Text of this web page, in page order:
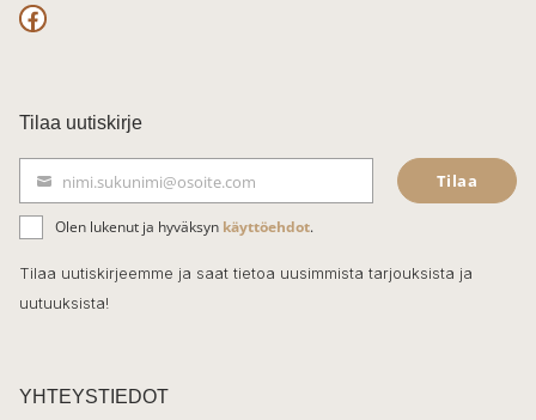
F
c
e
b
o
o
k
Tilaa uutiskirje
ä
h
k
p
t
nimi.sukunimi@osoite.com Tilaa
Olen lukenut ja hyväksyn käyttöehdot.
Tilaa uutiskirjeemme ja saat tietoa uusimmista tarjouksista ja
uutuuksista!
YHTEYSTIEDOT